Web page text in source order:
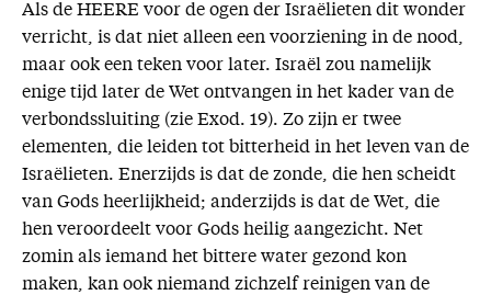
Als de HEERE voor de ogen der Israëlieten dit wonder
verricht, is dat niet alleen een voorziening in de nood,
maar ook een teken voor later. Israël zou namelijk
enige tijd later de Wet ontvangen in het kader van de
verbondssluiting (zie Exod. 19). Zo zijn er twee
elementen, die leiden tot bitterheid in het leven van de
Israëlieten. Enerzijds is dat de zonde, die hen scheidt
van Gods heerlijkheid; anderzijds is dat de Wet, die
hen veroordeelt voor Gods heilig aangezicht. Net
zomin als iemand het bittere water gezond kon
maken, kan ook niemand zichzelf reinigen van de